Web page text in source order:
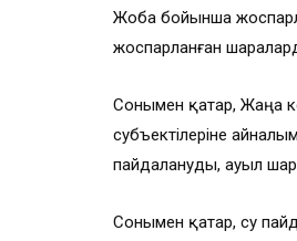
Жоба бойынша
жоспарланған
Сонымен қатар, Жаңа
субъектілеріне
пайдалануды, ауыл
Сонымен қатар, су